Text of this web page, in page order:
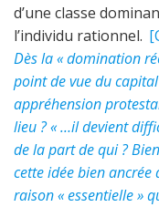
d’une classe
l’individu rationnel.
Dès la « domination
point de vue du
appréhension
lieu ? « …il devient
de la part de qui ?
cette idée bien ancrée
raison « essentielle »